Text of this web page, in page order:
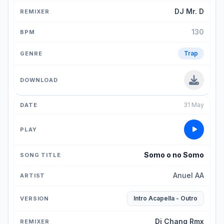
DJ Mr. D
130
Trap
31 May
Somo o no Somo
Anuel AA
Intro Acapella - Outro
Dj Chang Rmx